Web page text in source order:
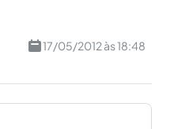
17/05/2012 às 18:48